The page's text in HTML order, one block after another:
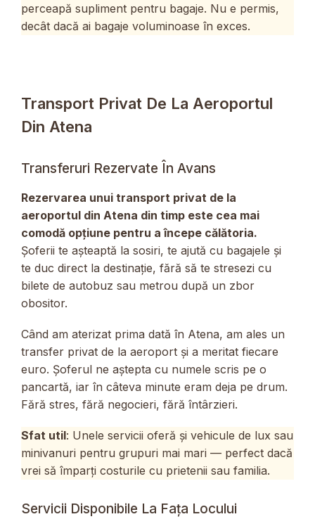
perceapă supliment pentru bagaje. Nu e permis,
decât dacă ai bagaje voluminoase în exces.
Transport Privat De La Aeroportul
Din Atena
Transferuri Rezervate În Avans
Rezervarea unui transport privat de la
aeroportul din Atena din timp este cea mai
comodă opțiune pentru a începe călătoria.
Șoferii te așteaptă la sosiri, te ajută cu bagajele și
te duc direct la destinație, fără să te stresezi cu
bilete de autobuz sau metrou după un zbor
obositor.
Când am aterizat prima dată în Atena, am ales un
transfer privat de la aeroport și a meritat fiecare
euro. Șoferul ne aștepta cu numele scris pe o
pancartă, iar în câteva minute eram deja pe drum.
Fără stres, fără negocieri, fără întârzieri.
Sfat util: Unele servicii oferă și vehicule de lux sau
minivanuri pentru grupuri mai mari — perfect dacă
vrei să împarți costurile cu prietenii sau familia.
Servicii Disponibile La Fața Locului